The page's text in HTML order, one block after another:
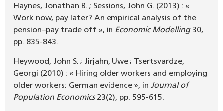
Haynes, Jonathan B. ; Sessions, John G. (2013) : «
Work now, pay later? An empirical analysis of the
pension–pay trade off », in Economic Modelling30,
pp. 835-843.
Heywood, John S. ; Jirjahn, Uwe ; Tsertsvardze,
Georgi (2010) : « Hiring older workers and employing
older workers: German evidence », in Journal of
Population Economics23(2), pp. 595-615.